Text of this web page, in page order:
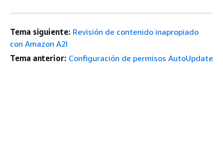
Tema siguiente: Revisión de contenido inapropiado
con Amazon A2I
Tema anterior: Configuración de permisos AutoUpdate